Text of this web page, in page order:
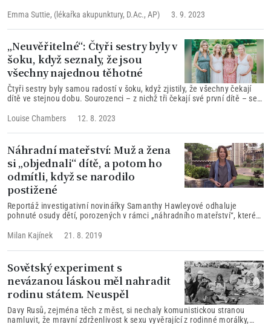
Emma Suttie, (lékařka akupunktury, D.Ac., AP)
3. 9. 2023
„Neuvěřitelné“: Čtyři sestry byly v
šoku, když seznaly, že jsou
všechny najednou těhotné
Čtyři sestry byly samou radostí v šoku, když zjistily, že všechny čekají
dítě ve stejnou dobu. Sourozenci – z nichž tři čekají své první dítě – se
významných událostí.
Louise Chambers 12. 8. 2023
Náhradní mateřství: Muž a žena
si „objednali“ dítě, a potom ho
odmítli, když se narodilo
postižené
Reportáž investigativní novinářky Samanthy Hawleyové odhaluje
pohnuté osudy dětí, porozených v rámci „náhradního mateřství“, které
občanství.
Milan Kajínek 21. 8. 2019
Sovětský experiment s
nevázanou láskou měl nahradit
rodinu státem. Neuspěl
Davy Rusů, zejména těch z měst, si nechaly komunistickou stranou
namluvit, že mravní zdrženlivost k sexu vyvěrající z rodinné morálky,